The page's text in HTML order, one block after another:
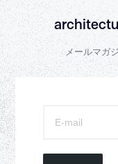
メールマガ